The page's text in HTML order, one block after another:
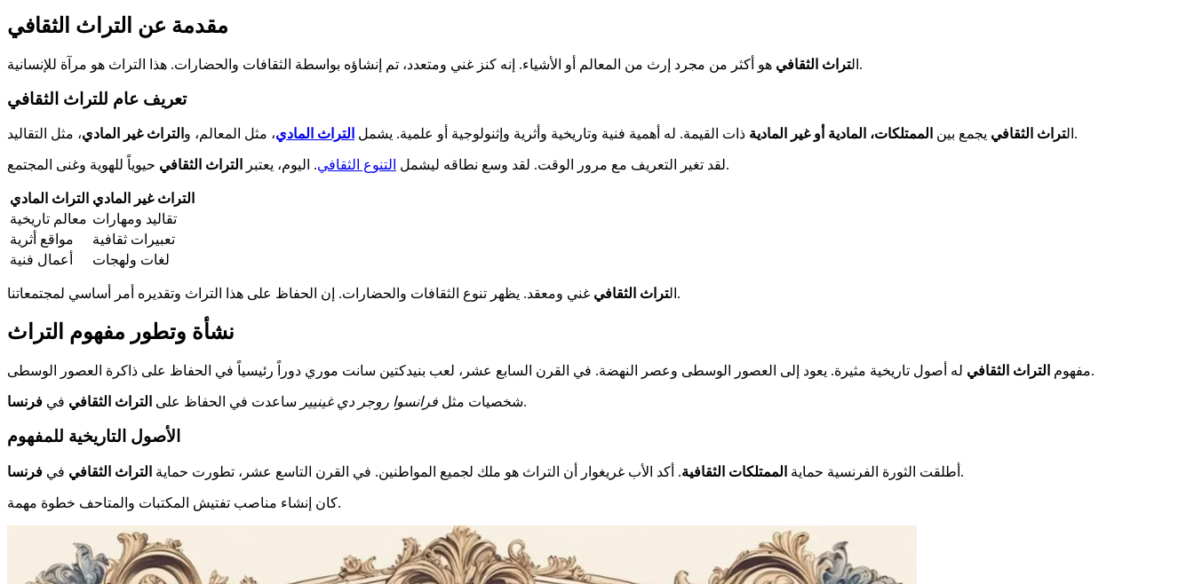
مقدمة عن التراث الثقافي
التراث الثقافي هو أكثر من مجرد إرث من المعالم أو الأشياء. إنه كنز غني ومتعدد، تم إنشاؤه بواسطة الثقافات والحضارات. هذا التراث هو مرآة للإنسانية.
تعريف عام للتراث الثقافي
التراث الثقافي يجمع بين الممتلكات، المادية أو غير المادية ذات القيمة. له أهمية فنية وتاريخية وأثرية وإثنولوجية أو علمية. يشمل التراث المادي، مثل المعالم، و التراث غير المادي ، مثل التقاليد.
لقد تغير التعريف مع مرور الوقت. لقد وسع نطاقه ليشمل التنوع الثقافي. اليوم، يعتبر التراث الثقافي حيوياً للهوية وغنى المجتمع.
التراث المادي التراث غير المادي
معالم تاريخية تقاليد ومهارات
مواقع أثرية
تعبيرات ثقافية
أعمال فنية
لغات ولهجات
التراث الثقافي غني ومعقد. يظهر تنوع الثقافات والحضارات. إن الحفاظ على هذا التراث وتقديره أمر أساسي لمجتمعاتنا.
نشأة وتطور مفهوم التراث
مفهوم التراث الثقافي له أصول تاريخية مثيرة. يعود إلى العصور الوسطى وعصر النهضة. في القرن السابع عشر، لعب بنيدكتين سانت موري دوراً رئيسياً في الحفاظ على ذاكرة العصور الوسطى.
شخصيات مثل فرانسوا روجر دي غينيير ساعدت في الحفاظ على التراث الثقافي في فرنسا .
الأصول التاريخية للمفهوم
أطلقت الثورة الفرنسية حماية الممتلكات الثقافية. أكد الأب غريغوار أن التراث هو ملك لجميع المواطنين. في القرن التاسع عشر، تطورت حماية التراث الثقافي في فرنسا .
كان إنشاء مناصب تفتيش المكتبات والمتاحف خطوة مهمة.